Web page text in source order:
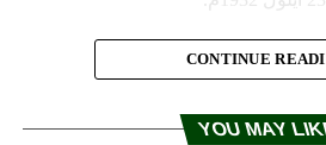
قمة ثانية مع كوريا الشمالية
CONTINUE
YOU MAY